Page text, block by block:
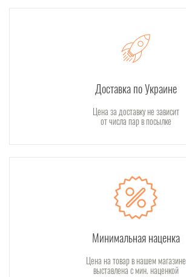
Доставка по Украине
Цена за доставку не зависит
от числа пар в посылке
Минимальная наценка
Цена на товар в нашем магазине
выставлена с мин. наценкой